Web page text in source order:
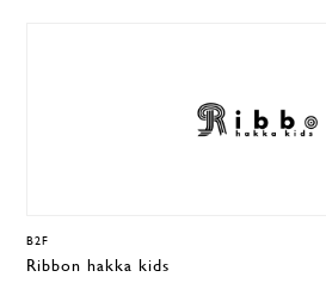
B2F
Ribbon hakka kids